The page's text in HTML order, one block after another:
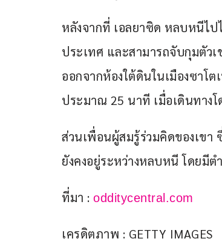
หลังจากที่ เอลยาซิด หลบหนีไป
ประเทศ และสามารถจับกุมตัว
ออกจากห้องใต้ดินในเมืองซาโ
ประมาณ 25 นาที เมื่อเดินทาง
ส่วนเพื่อนผู้สมรู้ร่วมคิดของเขา
ยังคงอยู่ระหว่างหลบหนี โดยมีต
ที่มา : odditycentral.com
เครดิตภาพ : GETTY IMAGES